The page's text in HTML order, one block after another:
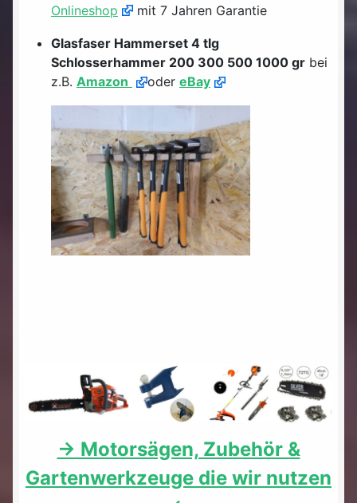
Onlineshop
mit 7 Jahren Garantie
Glasfaser Hammerset 4 tlg
Schlosserhammer 200 300 500 1000 gr bei
z.B. Amazon oder eBay
-> Motorsägen, Zubehör &
Gartenwerkzeuge die wir nutzen